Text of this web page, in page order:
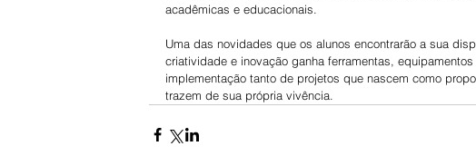
acadêmicas e educacionais.
Uma das novidades que os alunos encontrarão a sua
criatividade e inovação ganha ferramentas,
implementação tanto de projetos que nascem como
trazem de sua própria vivência.